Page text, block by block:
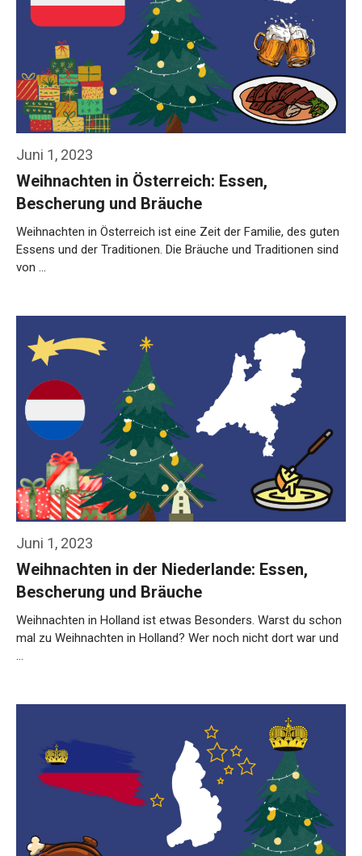
Juni 1, 2023
Weihnachten in Österreich: Essen,
Bescherung und Bräuche
Weihnachten in Österreich ist eine Zeit der Familie, des guten
Essens und der Traditionen. Die Bräuche und Traditionen sind
von …
Juni 1, 2023
Weihnachten in der Niederlande: Essen,
Bescherung und Bräuche
Weihnachten in Holland ist etwas Besonders. Warst du schon
mal zu Weihnachten in Holland? Wer noch nicht dort war und
…